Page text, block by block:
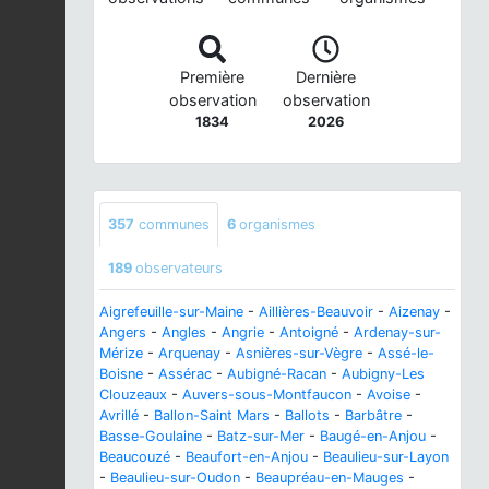
Première
observation
1834
Dernière
observation
2026
357 communes 6 organismes
189 observateurs
Aigrefeuille-sur-Maine - Aillières-Beauvoir - Aizenay -
Angers - Angles - Angrie - Antoigné - Ardenay-sur-
Mérize - Arquenay - Asnières-sur-Vègre - Assé-le-
Boisne - Assérac - Aubigné-Racan - Aubigny-Les
Clouzeaux - Auvers-sous-Montfaucon - Avoise -
Avrillé - Ballon-Saint Mars - Ballots - Barbâtre -
Basse-Goulaine - Batz-sur-Mer - Baugé-en-Anjou -
Beaucouzé - Beaufort-en-Anjou - Beaulieu-sur-Layon
- Beaulieu-sur-Oudon - Beaupréau-en-Mauges -